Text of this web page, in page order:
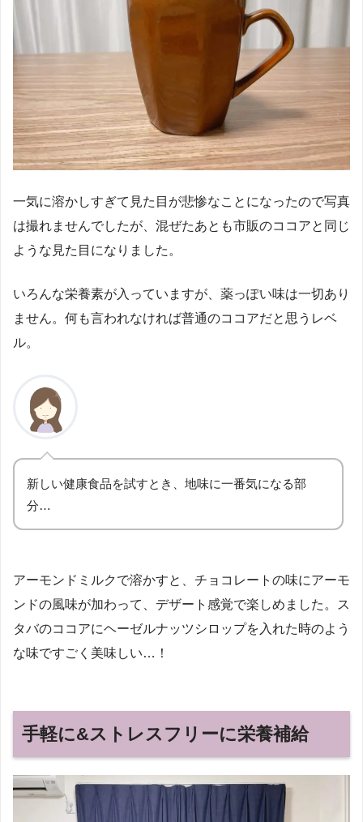
一気に溶かしすぎて見た目が悲惨なことになったので写真
は撮れませんでしたが、混ぜたあとも市販のココアと同じ
ような見た目になりました。
いろんな栄養素が入っていますが、薬っぽい味は一切あり
ません。何も言われなければ普通のココアだと思うレベ
ル。
新しい健康食品を試すとき、地味に一番気になる部
分…
アーモンドミルクで溶かすと、チョコレートの味にアーモ
ンドの風味が加わって、デザート感覚で楽しめました。ス
タバのココアにヘーゼルナッツシロップを入れた時のよう
な味ですごく美味しい…！
手軽に&ストレスフリーに栄養補給